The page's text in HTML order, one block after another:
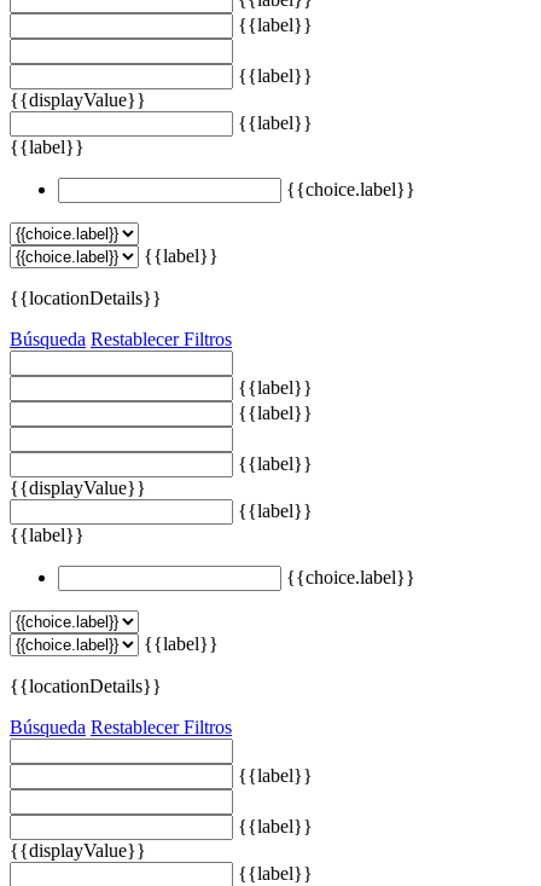
{{label}}
{{label}}
{{displayValue}}
{{label}}
{{label}}
{{choice.label}}
{{label}}
{{locationDetails}}
Búsqueda Restablecer Filtros
{{label}}
{{label}}
{{label}}
{{displayValue}}
{{label}}
{{label}}
{{choice.label}}
{{label}}
{{locationDetails}}
Búsqueda Restablecer Filtros
{{label}}
{{label}}
{{displayValue}}
{{label}}